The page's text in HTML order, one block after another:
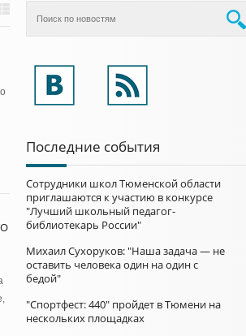
Последние события
Сотрудники школ Тюменской области
приглашаются к участию в конкурсе
"Лучший школьный педагог-
библиотекарь России"
Михаил Сухоруков: "Наша задача — не
оставить человека один на один с
бедой"
"Спортфест: 440" пройдет в Тюмени на
нескольких площадках